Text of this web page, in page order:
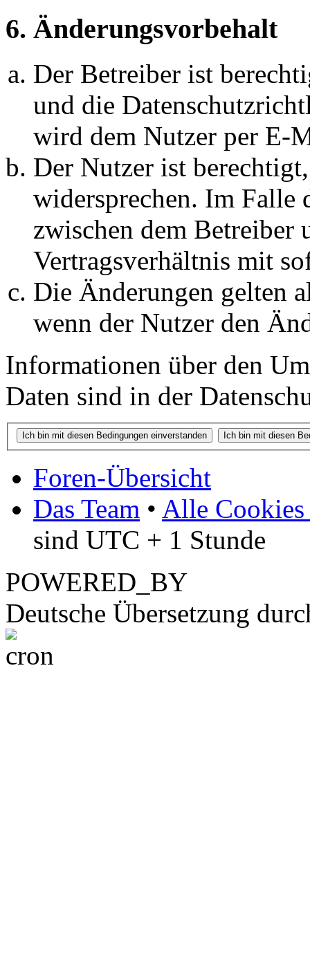
6. Änderungsvorbehalt
Der Betreiber ist
und die
wird dem Nutzer per E-
Der Nutzer ist
widersprechen. Im Falle
zwischen dem Betreiber
Vertragsverhältnis mit
Die Änderungen gelten
wenn der Nutzer den
Informationen über den
Daten sind in der
Foren-Übersicht
Das Team • Alle Cookies
sind UTC + 1 Stunde
POWERED_BY
Deutsche Übersetzung